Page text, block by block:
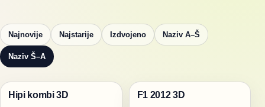
Najnovije Najstarije Izdvojeno Naziv A–Š
Naziv Š–A
Trke
Hipi kombi 3D Trke
F1 2012 3D